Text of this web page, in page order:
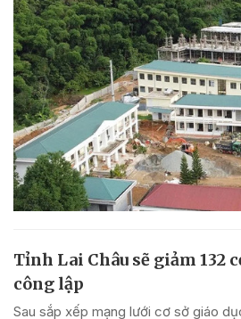
Tỉnh Lai Châu sẽ giảm 132
công lập
Sau sắp xếp mạng lưới cơ sở giáo